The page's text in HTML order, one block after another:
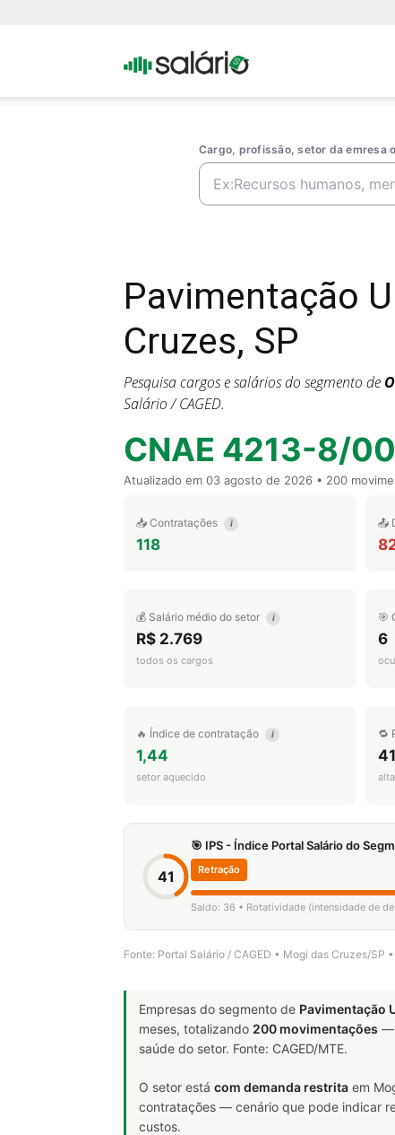
Portal
Cargo, profissão, setor da emresa
Pavimentação
Cruzes, SP
Pesquisa cargos e salários do segmento de
Salário / CAGED.
CNAE 4213-8/00
Atualizado em 03 agosto de 2026 • 200
📥 Contratações i
118
📤
💰 Salário médio do setor i
R$ 2.769
todos os cargos
🎯
6
🔥 Índice de contratação i
1,44
setor aquecido
🔁
41
🎯 IPS - Índice Portal Salário do
Retração
Saldo: 36 • Rotatividade (intensidade de
Fonte: Portal Salário / CAGED • Mogi das Cruzes/SP
Empresas do segmento de Pavimentação
meses, totalizando 200 movimentações —
saúde do setor. Fonte: CAGED/MTE.
O setor está com demanda restrita em
contratações — cenário que pode indicar
custos.